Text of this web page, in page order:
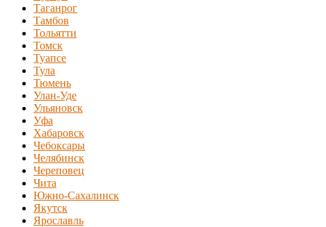
Таганрог
Тамбов
Тольятти
Томск
Туапсе
Тула
Тюмень
Улан-Уде
Ульяновск
Уфа
Хабаровск
Чебоксары
Челябинск
Череповец
Чита
Южно-Сахалинск
Якутск
Ярославль